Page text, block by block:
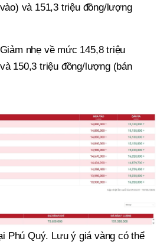
và 151,3 triệu đồng/lượng
nhẹ về mức 145,8 triệu
150,3 triệu đồng/lượng (bán
Phú Quý. Lưu ý giá vàng có thể